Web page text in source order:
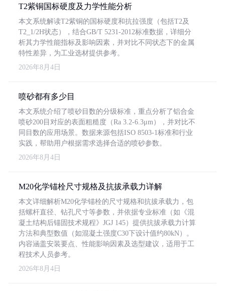
T2紫铜国标硬度及力学性能分析
本文系统解读T2紫铜的国标硬度和抗拉强度（包括T2及
T2_1/2H状态），结合GB/T 5231-2012标准数据，详细分
析其力学性能指标及影响因素，并对比不同状态下的金属
特性差异，为工业选材提供参考。
2026年8月4日
喷砂都有多少目
本文系统介绍了喷砂目数的分级标准，重点分析了铝合金
喷砂200目对应的表面粗糙度（Ra 3.2-6.3μm），并对比不
同目数的应用场景。数据来源包括ISO 8503-1标准和行业
实践，帮助用户根据需求选择合适的喷砂参数。
2026年8月4日
M20化学锚栓尺寸规格及抗拔承载力详解
本文详细解析M20化学锚栓的尺寸规格和抗拔承载力，包
括螺杆直径、钻孔尺寸等参数，并依据专业标准（如《混
凝土结构后锚固技术规程》JGJ 145）提供抗拔承载力计算
方法和典型数值（如混凝土强度C30下设计值约80kN）。
内容涵盖安装要点、性能影响因素及选型建议，适用于工
程技术人员参考。
2026年8月4日